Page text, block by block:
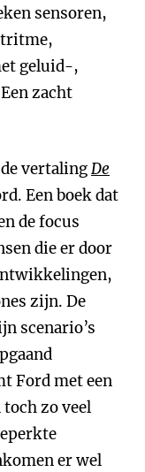
sensoren,
geluid-,
zacht
vertalingDe
Een boek dat
de focus
die er door
zijn. De
scenario’s
Ford met een
zo veel
er wel